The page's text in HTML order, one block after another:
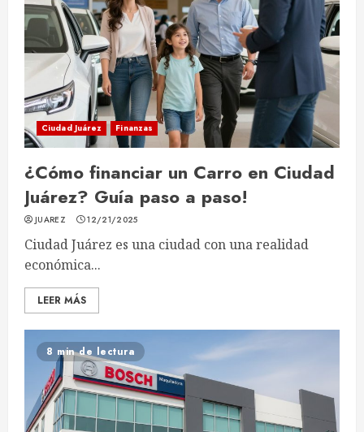
Ciudad Juárez Finanzas
¿Cómo financiar un Carro en Ciudad
Juárez? Guía paso a paso!
JUAREZ 12/21/2025
Ciudad Juárez es una ciudad con una realidad
económica...
LEER MÁS
8 min de lectura